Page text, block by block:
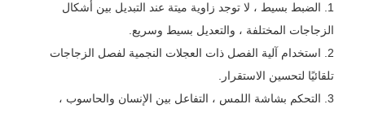
1. الضبط بسيط ، لا توجد زاوية ميتة عند التبديل بين أشكال
الزجاجات المختلفة ، والتعديل بسيط وسريع.
2. استخدام آلية الفصل ذات العجلات النجمية لفصل الزجاجات
تلقائيًا لتحسين الاستقرار.
3. التحكم بشاشة اللمس ، التفاعل بين الإنسان والحاسوب ،